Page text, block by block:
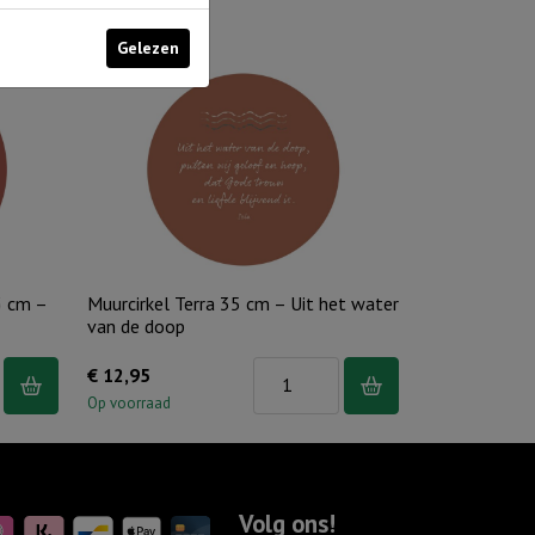
cm –
Muurcirkel Terra 35 cm – Uit het water
van de doop
€ 12,95
Op voorraad
Volg ons!
Gelezen